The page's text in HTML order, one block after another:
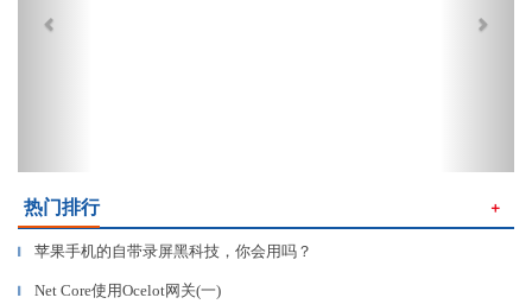
热门排行 ＋
▎ 苹果手机的自带录屏黑科技，你会用吗？
▎ Net Core使用Ocelot网关(一)